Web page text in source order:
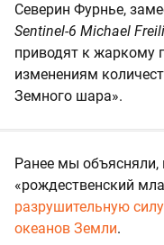
Северин Фурнье,
Sentinel-6 Michael
приводят к жаркому
изменениям
Земного шара».
Ранее мы
«рождественский
разрушительную
океанов Земли.